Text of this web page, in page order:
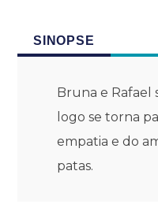
SINOPSE
Bruna e Rafael
logo se torna
empatia e do
patas.